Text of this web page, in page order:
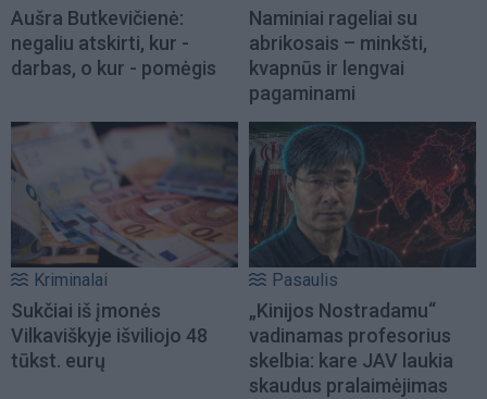
Aušra Butkevičienė:
negaliu atskirti, kur -
darbas, o kur - pomėgis
Naminiai rageliai su
abrikosais – minkšti,
kvapnūs ir lengvai
pagaminami
Kriminalai
Sukčiai iš įmonės
Vilkaviškyje išviliojo 48
tūkst. eurų
Pasaulis
„Kinijos Nostradamu“
vadinamas profesorius
skelbia: kare JAV laukia
skaudus pralaimėjimas